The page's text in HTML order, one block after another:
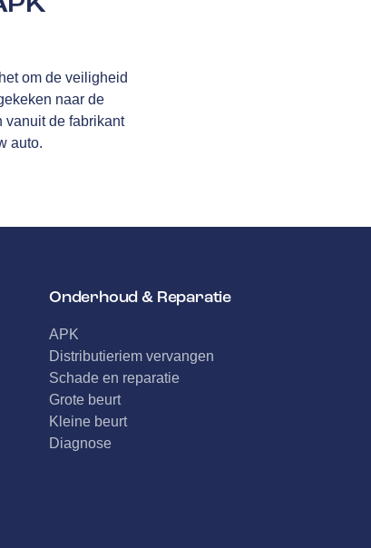
om de veiligheid
naar de
vanuit de fabrikant
auto.
Onderhoud & Reparatie
APK
Distributieriem vervangen
Schade en reparatie
Grote beurt
Kleine beurt
Diagnose